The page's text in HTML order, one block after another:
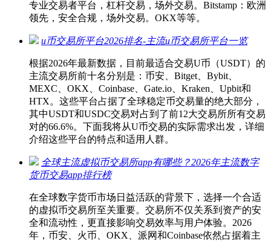
专业交易者平台，杠杆交易，场外交易。Bitstamp：欧洲
领先，安全合规，场外交易。OKX等等。
u币交易所平台2026排名-主流u币交易所平台一览
根据2026年最新数据，目前最适合交易U币（USDT）的
主流交易所前十名分别是：币安、Bitget、Bybit、
MEXC、OKX、Coinbase、Gate.io、Kraken、Upbit和
HTX。这些平台占据了全球稳定币交易量的绝大部分，
其中USDT和USDC交易对占到了前12大交易所所有交易
对的66.6%。下面我将从U币交易的实际需求出发，详细
介绍这些平台的特点和适用人群。
全球主流虚拟币交易所app有哪些？2026年主流数字
货币交易app排行榜
在全球数字货币市场日益活跃的背景下，选择一个合适
的虚拟币交易所至关重要。交易所不仅关系到资产的安
全和流动性，更直接影响交易效率与用户体验。2026
年，币安、火币、OKX、派网和Coinbase依然占据着主